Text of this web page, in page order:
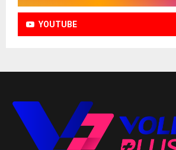
YOUTUBE